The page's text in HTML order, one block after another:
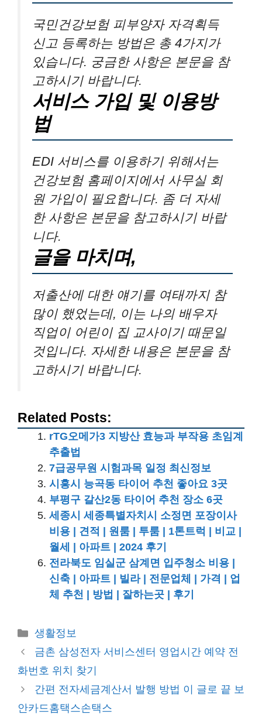
EDI 서비스를 이용하기 위해서는
건강보험 홈페이지에서 사무실 회
원 가입이 필요합니다. 좀 더 자세
한 사항은 본문을 참고하시기 바랍
니다.
글을 마치며,
저출산에 대한 얘기를 여태까지 참
많이 했었는데, 이는 나의 배우자
직업이 어린이 집 교사이기 때문일
것입니다. 자세한 내용은 본문을 참
고하시기 바랍니다.
Related Posts:
추출법
7급공무원 시험과목 일정 최신정보
시흥시 능곡동 타이어 추천 좋아요 3곳
부평구 갈산2동 타이어 추천 장소 6곳
세종시 세종특별자치시 소정면 포장이사
비용 | 견적 | 원룸 | 투룸 | 1톤트럭 | 비교 |
전라북도 임실군 삼계면 입주청소 비용 |
신축 | 아파트 | 빌라 | 전문업체 | 가격 | 업
체 추천 | 방법 | 잘하는곳 | 후기
카
테
고
생활정보
금촌 삼성전자 서비스센터 영업시간 예약 전
화번호 위치 찾기
간편 전자세금계산서 발행 방법 이 글로 끝 보
안카드홈택스손택스
댓글을 달기 위해서는로그인해야합니다.